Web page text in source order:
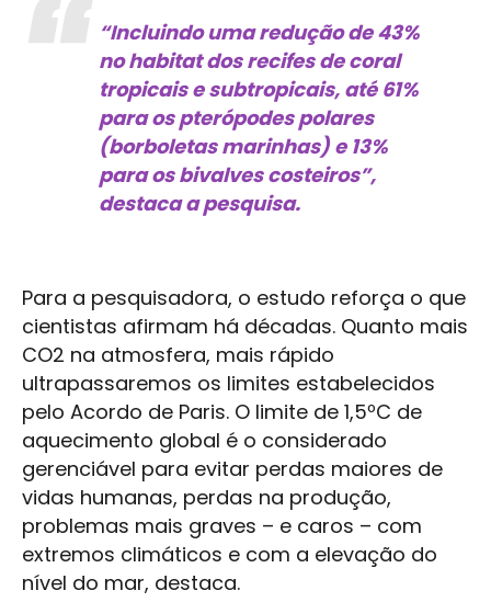
“Incluindo uma redução de 43%
no habitat dos recifes de coral
tropicais e subtropicais, até 61%
para os pterópodes polares
(borboletas marinhas) e 13%
para os bivalves costeiros”,
destaca a pesquisa.
Para a pesquisadora, o estudo reforça o que
cientistas afirmam há décadas. Quanto mais
CO2 na atmosfera, mais rápido
ultrapassaremos os limites estabelecidos
pelo Acordo de Paris. O limite de 1,5ºC de
aquecimento global é o considerado
gerenciável para evitar perdas maiores de
vidas humanas, perdas na produção,
problemas mais graves – e caros – com
extremos climáticos e com a elevação do
nível do mar, destaca.